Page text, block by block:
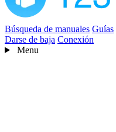
Búsqueda de manuales Guías
Darse de baja Conexión
Menu